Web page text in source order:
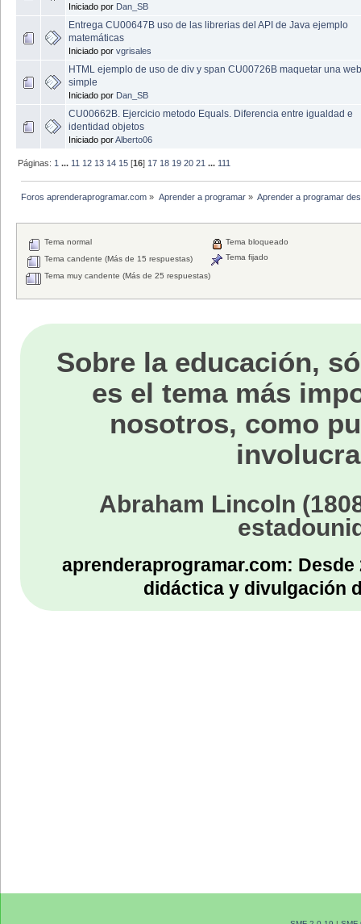
Iniciado por Dan_SB
Entrega CU00647B uso de las librerias del API de Java ejemplo
matemáticas
Iniciado por vgrisales
HTML ejemplo de uso de div y span CU00726B maquetar una web
simple
Iniciado por Dan_SB
CU00662B. Ejercicio metodo Equals. Diferencia entre igualdad e
identidad objetos
Iniciado porAlberto06
Páginas: 1 ... 11 12 13 14 15 [16] 17 18 19 20 21 ... 111
Foros aprenderaprogramar.com » Aprender a programar» Aprender a programar
Tema normal
Tema candente (Más de 15 respuestas)
Tema muy candente (Más de 25 respuestas)
Tema bloqueado
Tema fijado
Sobre la educación,
es el tema más
nosotros, como
Abraham Lincoln
aprenderaprogramar.com:
didáctica y divulgación